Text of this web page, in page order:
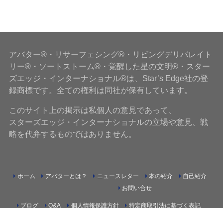
アバター®・リサーフェシング®・リビングデリバレイト
リー®・ソートストーム®・覚醒した星の文明®・スター
ズエッジ・インターナショナル®は、Star’s Edge社の登
録商標です。全ての権利は同社が保有しています。
このサイト上の掲示は私個人の意見であって、
スターズエッジ・インターナショナルの立場や意見、戦
略を代弁するものではありません。
ホーム アバターとは？ ニュースレター 本の紹介 自己紹介
ブログ Q&A
お問い合せ
個人情報保護方針 特定商取引法に基づく表記